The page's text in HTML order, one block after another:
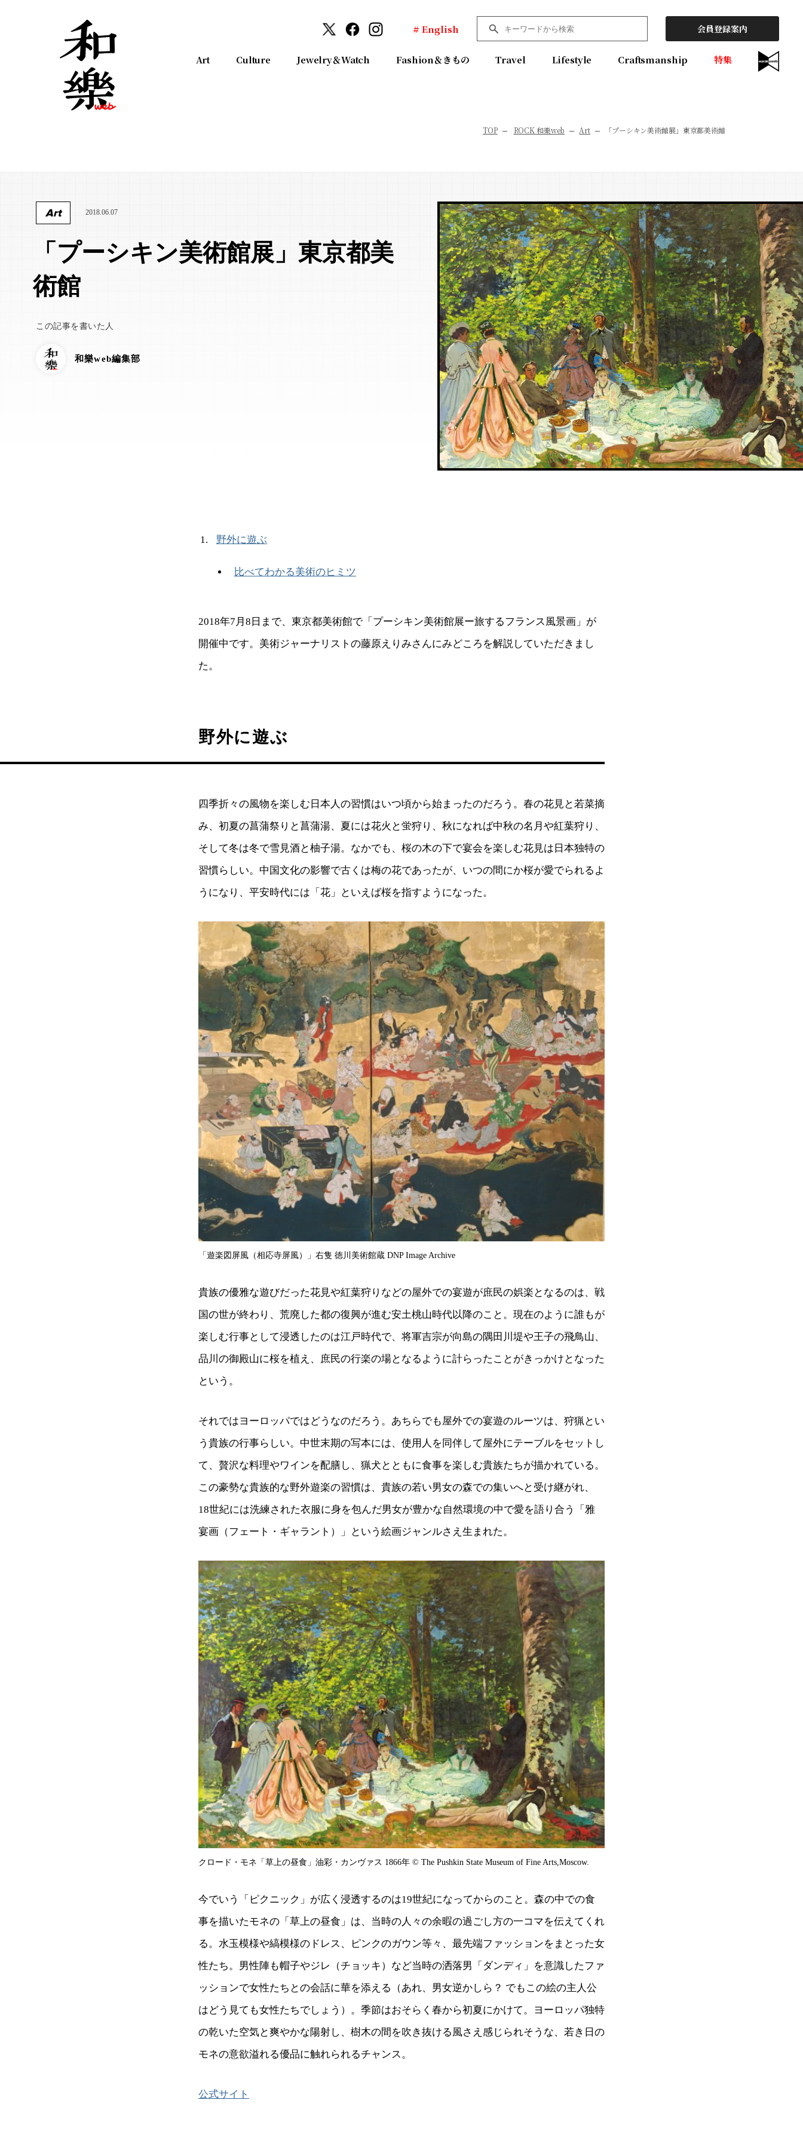
# English 会員登録案内
Art Culture Jewelry＆Watch Fashion＆きもの Travel Lifestyle Craftsmanship 特集
TOP ROCK 和樂web Art 「プーシキン美術館展」東京都美術館
Art 2018.06.07
「プーシキン美術館展」東京都美
術館
この記事を書いた人
和樂web編集部
野外に遊ぶ
比べてわかる美術のヒミツ
2018年7月8日まで、東京都美術館で「プーシキン美術館展ー旅するフランス風景画」が
開催中です。美術ジャーナリストの藤原えりみさんにみどころを解説していただきまし
た。
野外に遊ぶ
四季折々の風物を楽しむ日本人の習慣はいつ頃から始まったのだろう。春の花見と若菜摘
み、初夏の菖蒲祭りと菖蒲湯、夏には花火と蛍狩り、秋になれば中秋の名月や紅葉狩り、
そして冬は冬で雪見酒と柚子湯。なかでも、桜の木の下で宴会を楽しむ花見は日本独特の
習慣らしい。中国文化の影響で古くは梅の花であったが、いつの間にか桜が愛でられるよ
うになり、平安時代には「花」といえば桜を指すようになった。
「遊楽図屏風（相応寺屏風）」右隻 徳川美術館蔵 DNP Image Archive
貴族の優雅な遊びだった花見や紅葉狩りなどの屋外での宴遊が庶民の娯楽となるのは、戦
国の世が終わり、荒廃した都の復興が進む安土桃山時代以降のこと。現在のように誰もが
楽しむ行事として浸透したのは江戸時代で、将軍吉宗が向島の隅田川堤や王子の飛鳥山、
品川の御殿山に桜を植え、庶民の行楽の場となるように計らったことがきっかけとなった
という。
それではヨーロッパではどうなのだろう。あちらでも屋外での宴遊のルーツは、狩猟とい
う貴族の行事らしい。中世末期の写本には、使用人を同伴して屋外にテーブルをセットし
て、贅沢な料理やワインを配膳し、猟犬とともに食事を楽しむ貴族たちが描かれている。
この豪勢な貴族的な野外遊楽の習慣は、貴族の若い男女の森での集いへと受け継がれ、
18世紀には洗練された衣服に身を包んだ男女が豊かな自然環境の中で愛を語り合う「雅
宴画（フェート・ギャラント）」という絵画ジャンルさえ生まれた。
クロード・モネ「草上の昼食」油彩・カンヴァス 1866年 © The Pushkin State Museum of Fine Arts,Moscow.
今でいう「ピクニック」が広く浸透するのは19世紀になってからのこと。森の中での食
事を描いたモネの「草上の昼食」は、当時の人々の余暇の過ごし方の一コマを伝えてくれ
る。水玉模様や縞模様のドレス、ピンクのガウン等々、最先端ファッションをまとった女
性たち。男性陣も帽子やジレ（チョッキ）など当時の洒落男「ダンディ」を意識したファ
ッションで女性たちとの会話に華を添える（あれ、男女逆かしら？ でもこの絵の主人公
はどう見ても女性たちでしょう）。季節はおそらく春から初夏にかけて。ヨーロッパ独特
の乾いた空気と爽やかな陽射し、樹木の間を吹き抜ける風さえ感じられそうな、若き日の
モネの意欲溢れる優品に触れられるチャンス。
公式サイト